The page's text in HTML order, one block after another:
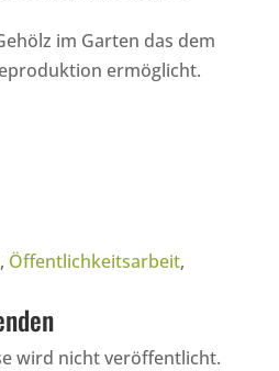
im Garten das dem
ermöglicht.
, Öffentlichkeitsarbeit,
wird nicht veröffentlicht.